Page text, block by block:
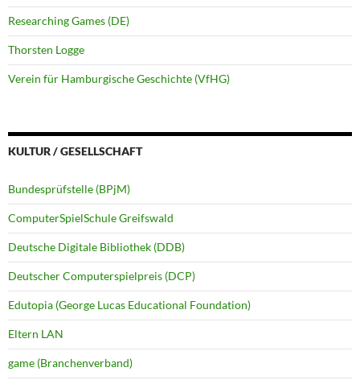
Researching Games (DE)
Thorsten Logge
Verein für Hamburgische Geschichte (VfHG)
KULTUR / GESELLSCHAFT
Bundesprüfstelle (BPjM)
ComputerSpielSchule Greifswald
Deutsche Digitale Bibliothek (DDB)
Deutscher Computerspielpreis (DCP)
Edutopia (George Lucas Educational Foundation)
Eltern LAN
game (Branchenverband)